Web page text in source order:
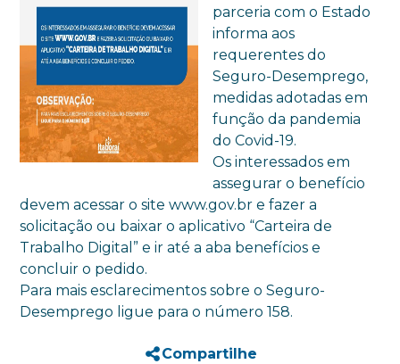
parceria com o Estado
informa aos
requerentes do
Seguro-Desemprego,
medidas adotadas em
função da pandemia
do Covid-19.
Os interessados em
assegurar o benefício
devem acessar o site www.gov.br e fazer a
solicitação ou baixar o aplicativo “Carteira de
Trabalho Digital” e ir até a aba benefícios e
concluir o pedido.
Para mais esclarecimentos sobre o Seguro-
Desemprego ligue para o número 158.
Compartilhe